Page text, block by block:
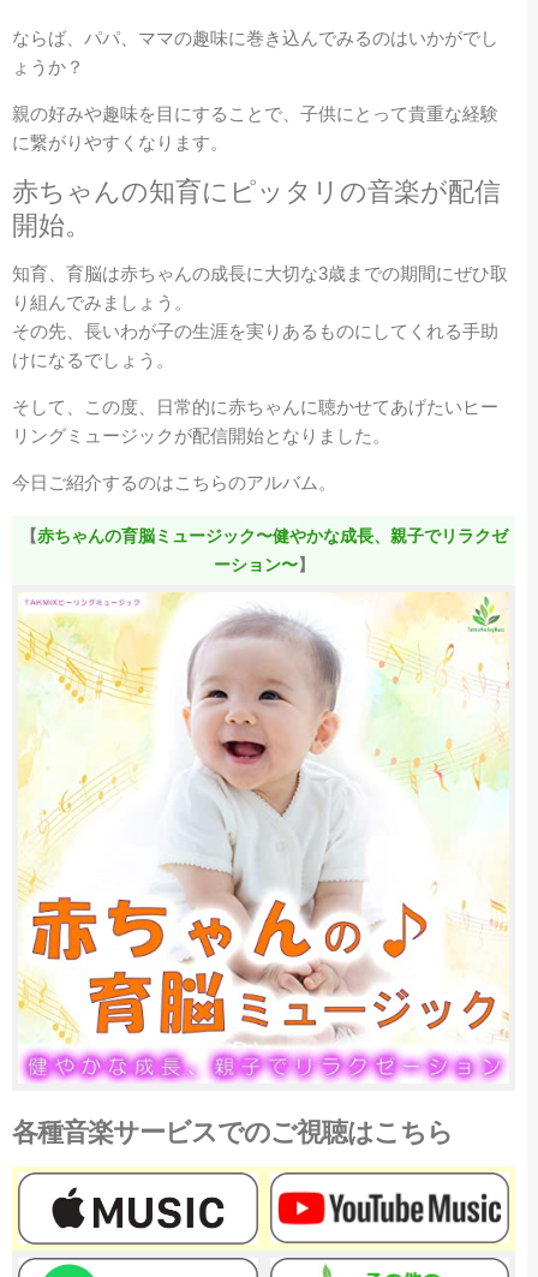
ならば、パパ、ママの趣味に巻き込んでみるのはいかがでし
ょうか？
親の好みや趣味を目にすることで、子供にとって貴重な経験
に繋がりやすくなります。
赤ちゃんの知育にピッタリの音楽が配信
開始。
知育、育脳は赤ちゃんの成長に大切な3歳までの期間にぜひ取
り組んでみましょう。
その先、長いわが子の生涯を実りあるものにしてくれる手助
けになるでしょう。
そして、この度、日常的に赤ちゃんに聴かせてあげたいヒー
リングミュージックが配信開始となりました。
今日ご紹介するのはこちらのアルバム。
【赤ちゃんの育脳ミュージック〜健やかな成長、親子でリラクゼ
ーション〜】
各種音楽サービスでのご視聴はこちら